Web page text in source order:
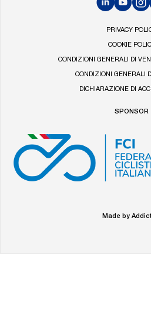
LinkedInYouTube
PRIVACY
COOKIE
CONDIZIONI GENERALI DI
CONDIZIONI GENERALI
DICHIARAZIONE DI
SPONSOR
Made by